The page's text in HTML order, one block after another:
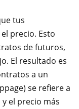
tus
precio. Esto
de futuros,
El resultado es
a un
se refiere a
el precio más